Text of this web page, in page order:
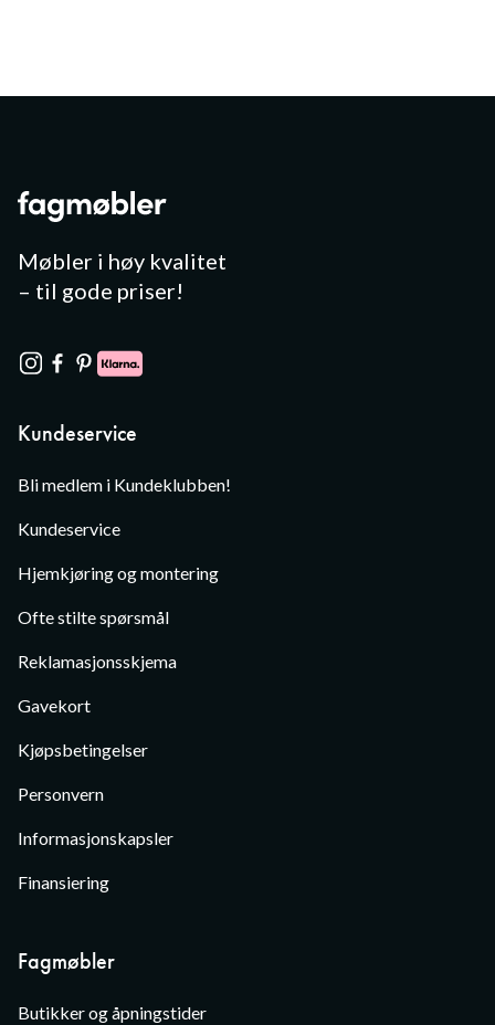
Møbler i høy kvalitet
– til gode priser!
Kundeservice
Bli medlem i Kundeklubben!
Kundeservice
Hjemkjøring og montering
Ofte stilte spørsmål
Reklamasjonsskjema
Gavekort
Kjøpsbetingelser
Personvern
Informasjonskapsler
Finansiering
Fagmøbler
Butikker og åpningstider